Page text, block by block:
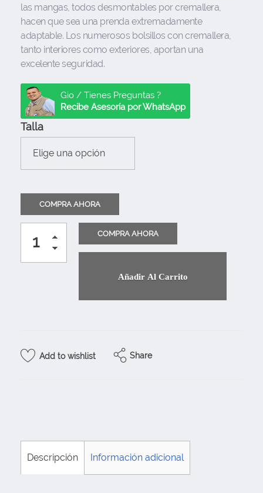
las mangas, todos desmontables por cremallera,
hacen que sea una prenda extremadamente
adaptable. Los numerosos bolsillos con cremallera,
tanto interiores como exteriores, aportan una
excelente seguridad.
Gio / Tienes Preguntas ?
Recibe Asesoría por WhatsApp
Talla
Añadir Al Carrito
Add to wishlist Share
Descripción Información adicional